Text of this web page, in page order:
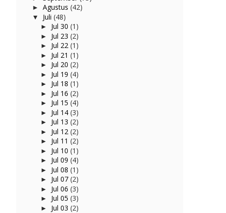
► Agustus (42)
▼ Juli (48)
► Jul 30 (1)
► Jul 23 (2)
► Jul 22 (1)
► Jul 21 (1)
► Jul 20 (2)
► Jul 19 (4)
► Jul 18 (1)
► Jul 16 (2)
► Jul 15 (4)
► Jul 14 (3)
► Jul 13 (2)
► Jul 12 (2)
► Jul 11 (2)
► Jul 10 (1)
► Jul 09 (4)
► Jul 08 (1)
► Jul 07 (2)
► Jul 06 (3)
► Jul 05 (3)
► Jul 03 (2)